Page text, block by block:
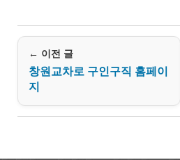
← 이전 글
창원교차로 구인구직 홈페이
지